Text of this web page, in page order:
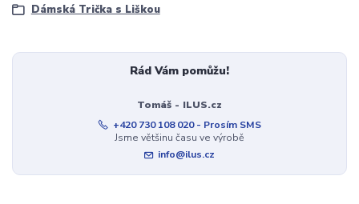
Dámská Trička s Liškou
Rád Vám pomůžu!
Tomáš - ILUS.cz
+420 730 108 020 - Prosím SMS
Jsme většinu času ve výrobě
info@ilus.cz